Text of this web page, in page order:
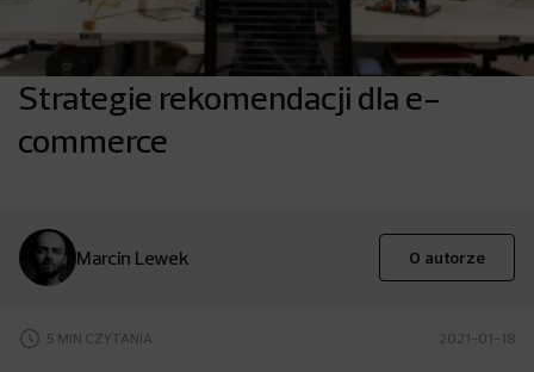
Strategie rekomendacji dla e-
commerce
Marcin Lewek O autorze
5 MIN CZYTANIA 2021-01-18